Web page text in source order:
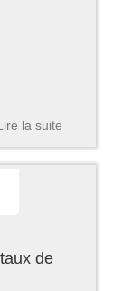
la suite
de